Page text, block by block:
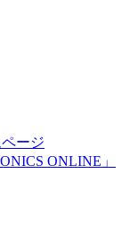
ージ
ONLINE」